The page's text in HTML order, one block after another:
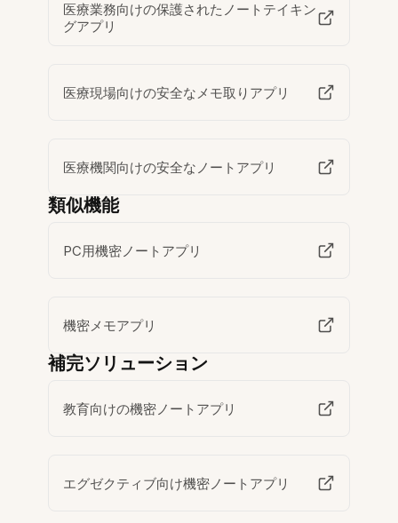
医療業務向けの保護されたノートテイキン
グアプリ
医療現場向けの安全なメモ取りアプリ
医療機関向けの安全なノートアプリ
類似機能
PC用機密ノートアプリ
機密メモアプリ
補完ソリューション
教育向けの機密ノートアプリ
エグゼクティブ向け機密ノートアプリ